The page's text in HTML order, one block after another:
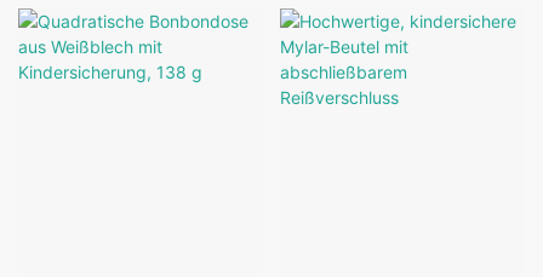
Weißblechverpackung,
Geschenkbox für
Süßigkeiten, Kekse, 64 g